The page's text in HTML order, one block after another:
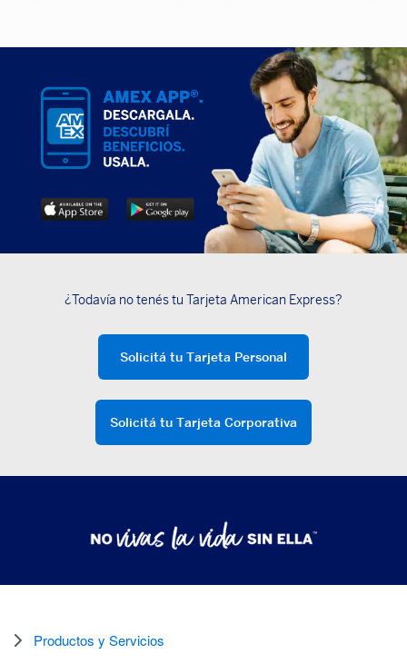
¿Todavía no tenés tu Tarjeta American Express?
Solicitá tu Tarjeta Personal
Solicitá tu Tarjeta Corporativa
Productos y Servicios